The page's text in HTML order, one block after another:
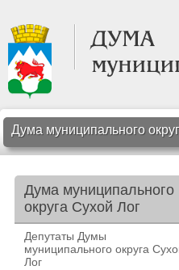
Дума муниципального
Дума муниципального
округа Сухой Лог
Депутаты Думы
муниципального округа
Лог